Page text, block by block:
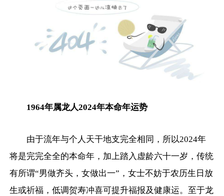
1964年属龙人2024年本命年运势
由于流年与个人天干地支完全相同，所以2024年
将是完完全全的本命年，加上踏入虚龄六十一岁，传统
有所谓“男做齐头，女做出一”，女士不妨于农历生日放
生或祈福，低调贺寿冲喜可提升福报及健康运。至于龙